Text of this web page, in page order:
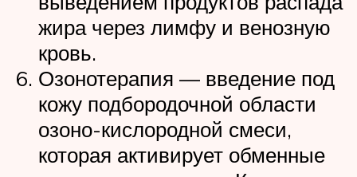
жира через лимфу и венозную
кровь.
Озонотерапия — введение под
кожу подбородочной области
озоно-кислородной смеси,
которая активирует обменные